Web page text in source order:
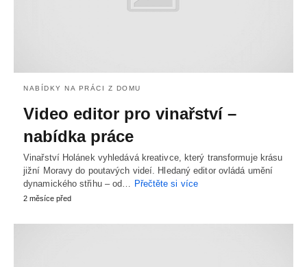
NABÍDKY NA PRÁCI Z DOMU
Video editor pro vinařství –
nabídka práce
Vinařství Holánek vyhledává kreativce, který transformuje krásu
jižní Moravy do poutavých videí. Hledaný editor ovládá umění
dynamického střihu – od… Přečtěte si více
2 měsíce před